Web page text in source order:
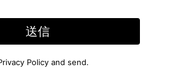
送信
Policy and send.